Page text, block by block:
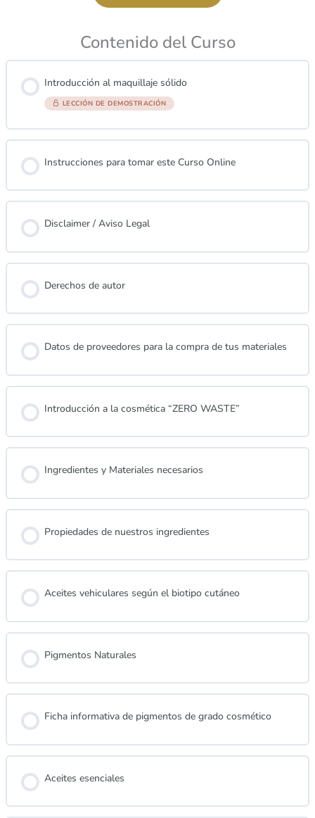
Contenido del Curso
Introducción al maquillaje sólido
LECCIÓN DE DEMOSTRACIÓN
Instrucciones para tomar este Curso Online
Disclaimer / Aviso Legal
Derechos de autor
Datos de proveedores para la compra de tus materiales
Introducción a la cosmética “ZERO WASTE”
Ingredientes y Materiales necesarios
Propiedades de nuestros ingredientes
Aceites vehiculares según el biotipo cutáneo
Pigmentos Naturales
Ficha informativa de pigmentos de grado cosmético
Aceites esenciales